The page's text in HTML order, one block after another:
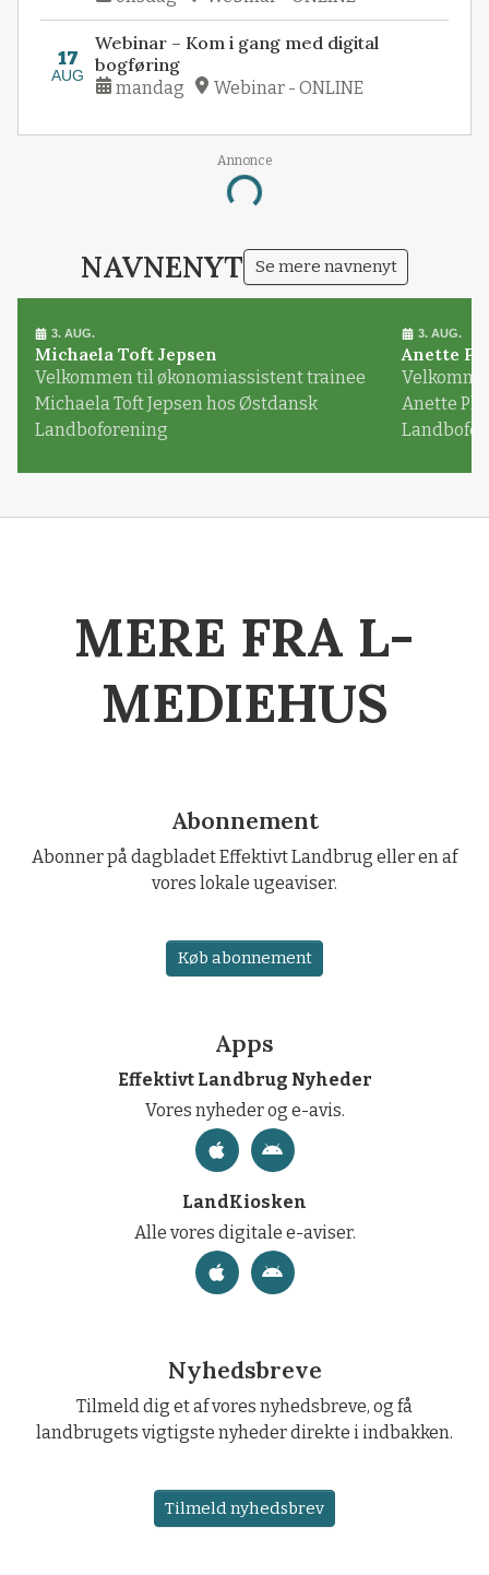
17
AUG
Webinar – Kom i gang med digital
bogføring
mandag Webinar - ONLINE
Annonce
Loading...
NAVNENYT Se mere navnenyt
3. AUG.
Michaela Toft Jepsen
Velkommen til økonomiassistent trainee
Michaela Toft Jepsen hos Østdansk
Landboforening
3. AUG.
Anette
Anette
MERE FRA L-
MEDIEHUS
Abonnement
Abonner på dagbladet Effektivt Landbrug eller en af
vores lokale ugeaviser.
Køb abonnement
Apps
Effektivt Landbrug Nyheder
Vores nyheder og e-avis.
LandKiosken
Alle vores digitale e-aviser.
Nyhedsbreve
Tilmeld dig et af vores nyhedsbreve, og få
landbrugets vigtigste nyheder direkte i indbakken.
Tilmeld nyhedsbrev